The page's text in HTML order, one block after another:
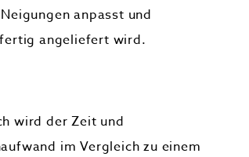
anpasst und
angeliefert wird.
wird der Zeit und
im Vergleich zu einem